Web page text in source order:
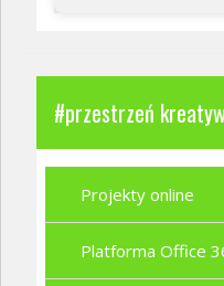
#przestrzeń
Projekty online
Platforma Office